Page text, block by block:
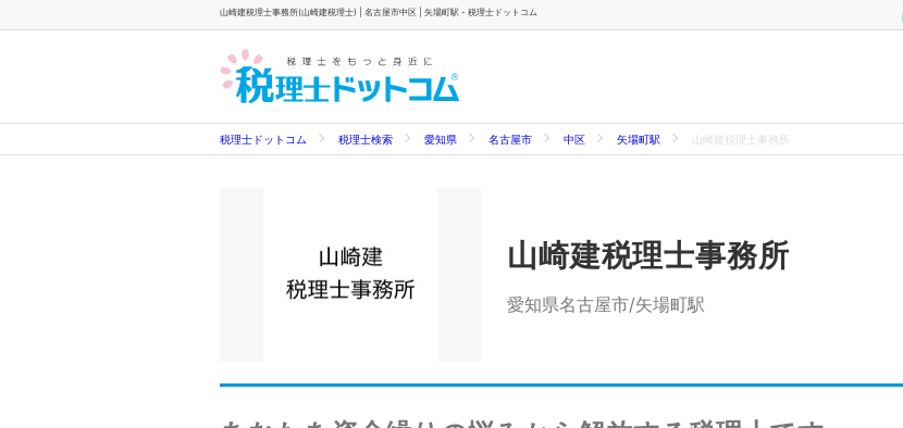
山崎建税理士事務所(山崎建税理士) | 名古屋市中区 | 矢場町駅 - 税理士ドットコム
税理士ドットコム 税理士検索 愛知県 名古屋市 中区 矢場町駅 山崎建税理士事務所
山崎建税理士事務所
愛知県名古屋市/矢場町駅